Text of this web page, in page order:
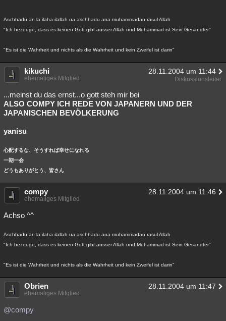
Aschhadu an la ilaha ilallah ua aschhadu ana muhammadan rasul Allah
"Ich bezeuge, dass es keinen Gott gibt ausser Allah und Muhammad ist Sein Gesandter"
"Es ist die Wahrheit und nichts als die Wahrheit und kein Zweifel ist darin"
kikuchi 28.11.2004 um 11:44
ehemaliges Mitglied Diskussionsleiter
...meinst du das ernst...o gott steh mir bei
ALSO COMPY ICH REDE VON JAPANERN UND DER
JAPANISCHEN BEVÖLKERUNG
yanisu
心配するな、そうすれば幸せになれる
一期一会
どうもありがとう、皆さん
compy 28.11.2004 um 11:46
ehemaliges Mitglied
Achso ^^
Aschhadu an la ilaha ilallah ua aschhadu ana muhammadan rasul Allah
"Ich bezeuge, dass es keinen Gott gibt ausser Allah und Muhammad ist Sein Gesandter"
"Es ist die Wahrheit und nichts als die Wahrheit und kein Zweifel ist darin"
Obrien 28.11.2004 um 11:47
ehemaliges Mitglied
@compy